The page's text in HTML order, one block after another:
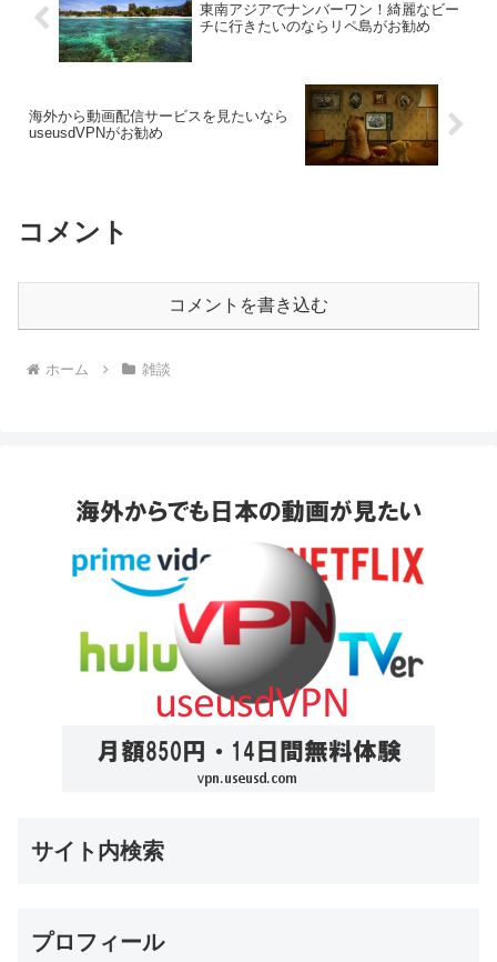
東南アジアでナンバーワン！綺麗なビー
チに行きたいのならリペ島がお勧め
海外から動画配信サービスを見たいなら
useusdVPNがお勧め
コメント
コメントを書き込む
ホーム 雑談
サイト内検索
プロフィール